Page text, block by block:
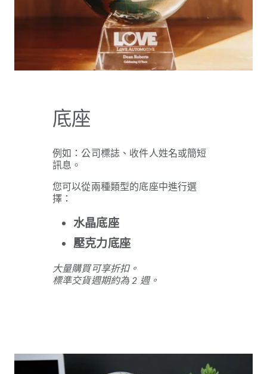
底座
例如：公司標誌、收件人姓名或簡短
訊息。
您可以從兩種類型的底座中進行選
擇：
水晶底座
壓克力底座
大量購買可享折扣。
標準交貨週期約為 2 週。